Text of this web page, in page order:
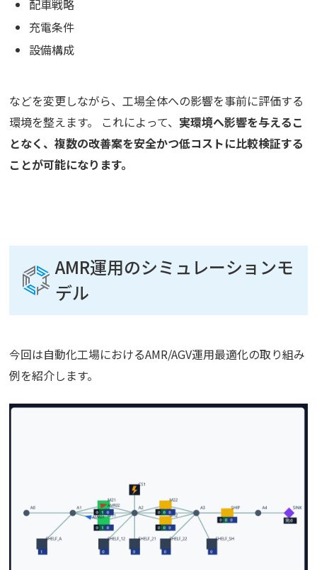
配車戦略
充電条件
設備構成
などを変更しながら、工場全体への影響を事前に評価する
環境を整えます。 これによって、 実環境へ影響を与えるこ
となく、複数の改善案を安全かつ低コストに比較検証する
ことが可能になります。
AMR運用のシミュレーションモ
デル
今回は自動化工場におけるAMR/AGV運用最適化の取り組み
例を紹介します。